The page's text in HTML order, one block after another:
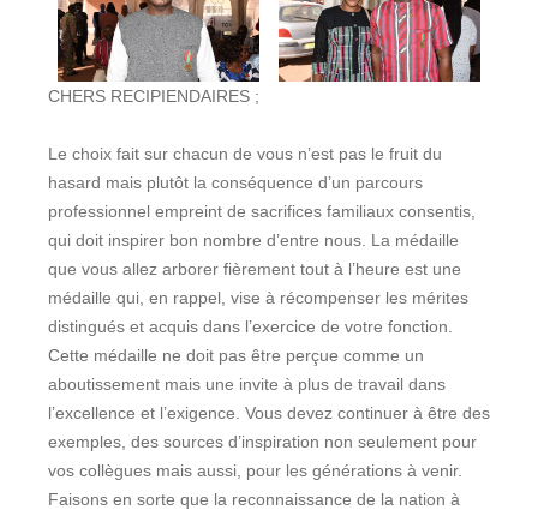
CHERS RECIPIENDAIRES ;
Le choix fait sur chacun de vous n’est pas le fruit du
hasard mais plutôt la conséquence d’un parcours
professionnel empreint de sacrifices familiaux consentis,
qui doit inspirer bon nombre d’entre nous. La médaille
que vous allez arborer fièrement tout à l’heure est une
médaille qui, en rappel, vise à récompenser les mérites
distingués et acquis dans l’exercice de votre fonction.
Cette médaille ne doit pas être perçue comme un
aboutissement mais une invite à plus de travail dans
l’excellence et l’exigence. Vous devez continuer à être des
exemples, des sources d’inspiration non seulement pour
vos collègues mais aussi, pour les générations à venir.
Faisons en sorte que la reconnaissance de la nation à